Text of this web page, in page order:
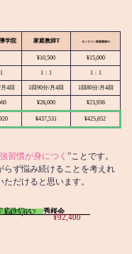
学院 家庭教師T オンライン家庭教師M
¥10,500 ¥15,000
1：1 1：1
4回 1回90分/月4回 1回80分/月4回
¥28,000 ¥23,936
¥437,531 ¥425,652
習慣が身につく ”ことです。
らず悩み続けることを考えれ
だけると思います。
庭教師M
¥425,652 秀桜会
¥92,400